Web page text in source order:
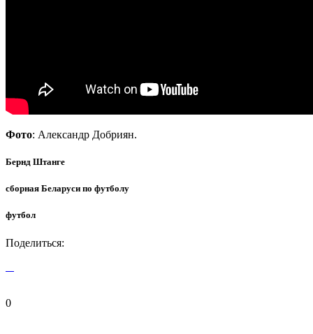
Фото: Александр Добриян.
Бернд Штанге
сборная Беларуси по футболу
футбол
Поделиться:
0